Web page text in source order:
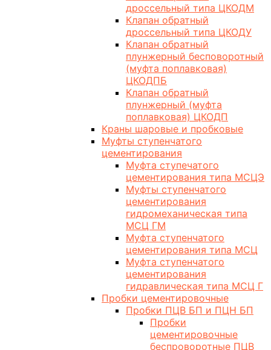
дроссельный типа ЦКОДМ
Клапан обратный
дроссельный типа ЦКОДУ
Клапан обратный
плунжерный бесповоротный
(муфта поплавковая)
ЦКОДПБ
Клапан обратный
плунжерный (муфта
поплавковая) ЦКОДП
Краны шаровые и пробковые
Муфты ступенчатого
цементирования
Муфта ступечатого
цементирования типа МСЦЭ
Муфты ступенчатого
цементирования
гидромеханическая типа
МСЦ ГМ
Муфта ступенчатого
цементирования типа МСЦ
Муфта ступенчатого
цементирования
гидравлическая типа МСЦ Г
Пробки цементировочные
Пробки ПЦВ БП и ПЦН БП
Пробки
цементировочные
беспроворотные ПЦВ